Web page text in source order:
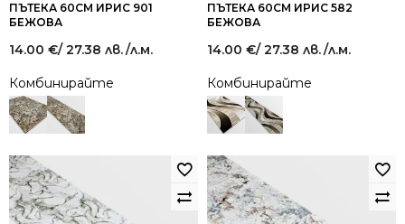
ПЪТЕКА 60СМ ИРИС 901
БЕЖОВА
14.00 €/ 27.38 лв./л.м.
Комбинирайте
ПЪТЕКА 60СМ ИРИС 582
БЕЖОВА
14.00 €/ 27.38 лв./л.м.
Комбинирайте